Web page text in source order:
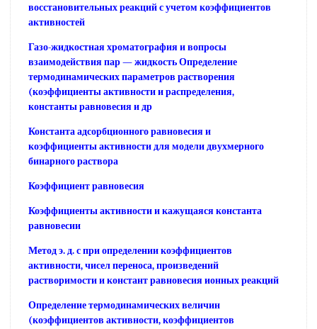
восстановительных реакций с учетом коэффициентов
активностей
Газо-жидкостная хроматография и вопросы
взаимодействия пар — жидкость Определение
термодинамических параметров растворения
(коэффициенты активности и распределения,
константы равновесия и др
Константа адсорбционного равновесия и
коэффициенты активности для модели двухмерного
бинарного раствора
Коэффициент равновесия
Коэффициенты активности и кажущаяся константа
равновесии
Метод э. д. с при определении коэффициентов
активности, чисел переноса, произведений
растворимости и констант равновесия ионных реакций
Определение термодинамических величин
(коэффициентов активности, коэффициентов